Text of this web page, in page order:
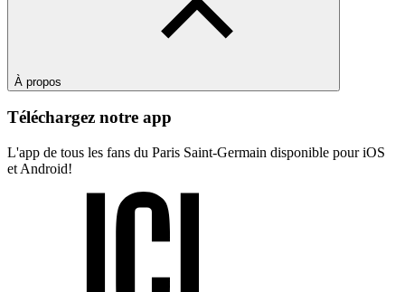
À propos
Téléchargez notre app
L'app de tous les fans du Paris Saint-Germain disponible pour iOS
et Android!